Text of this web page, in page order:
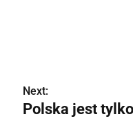
Next:
Polska jest